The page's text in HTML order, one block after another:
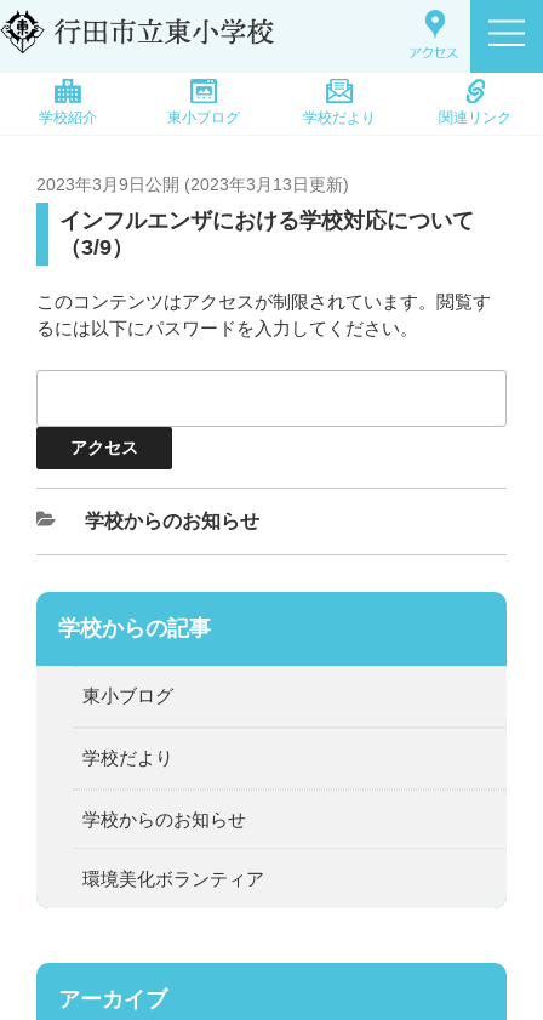
学校紹介 東小ブログ 学校だより 関連リンク
2023年3月9日公開 (2023年3月13日更新)
インフルエンザにおける学校対応について
（3/9）
このコンテンツはアクセスが制限されています。閲覧す
るには以下にパスワードを入力してください。
学校からのお知らせ
学校からの記事
東小ブログ
学校だより
学校からのお知らせ
環境美化ボランティア
アーカイブ